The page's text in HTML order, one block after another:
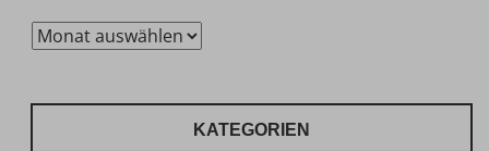
Archiv
KATEGORIEN